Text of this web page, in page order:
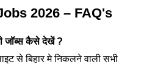
2026 – FAQ's
जॉब्स कैसे देखें ?
से बिहार मे निकलने वाली सभी